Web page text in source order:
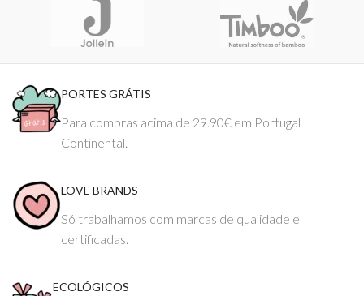
PORTES GRÁTIS
Para compras acima de 29.90€ em Portugal
Continental.
LOVE BRANDS
Só trabalhamos com marcas de qualidade e
certificadas.
ECOLÓGICOS